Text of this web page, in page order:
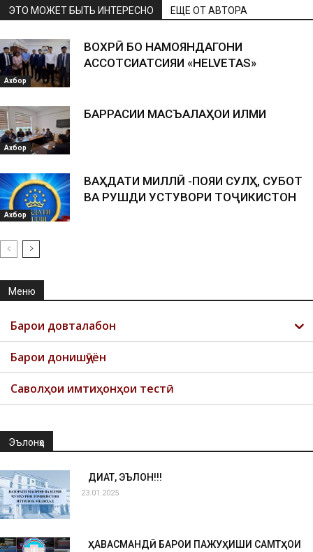
ЭТО МОЖЕТ БЫТЬ ИНТЕРЕСНО ЕЩЕ ОТ АВТОРА
Ахбор
ВОХӮРӢ БО НАМОЯНДАГОНИ
АССОТСИАТСИЯИ «HELVETAS»
Ахбор
БАРРАСИИ МАСЪАЛАҲОИ ИЛМИ
Ахбор
ВАҲДАТИ МИЛЛӢ -ПОЯИ СУЛҲ, СУБОТ
ВА РУШДИ УСТУВОРИ ТОҶИКИСТОН
Меню
Барои довталабон
Барои донишҷӯён
Саволҳои имтиҳонҳои тестӣ
Эълонҳо
ДИҚҚАТ, ЭЪЛОН!!!
23.01.2025
ҲАВАСМАНДӢ БАРОИ ПАЖУҲИШИ САМТҲОИ